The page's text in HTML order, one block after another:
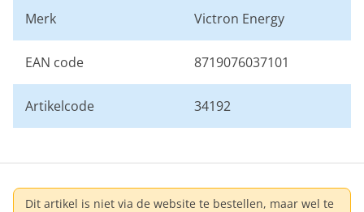
Merk Victron Energy
EAN code 8719076037101
Artikelcode 34192
Dit artikel is niet via de website te bestellen, maar wel te